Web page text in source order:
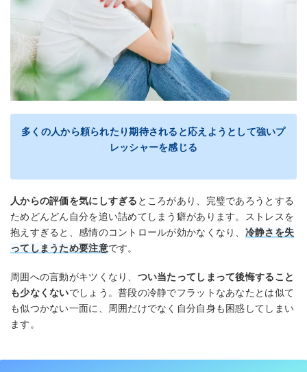
多くの人から頼られたり期待されると応えようとして強いプ
レッシャーを感じる
人からの評価を気にしすぎる ところがあり、完璧であろうとする
ためどんどん自分を追い詰めてしまう癖があります。ストレスを
抱えすぎると、感情のコントロールが効かなくなり、 冷静さを失
ってしまうため要注意です。
周囲への言動がキツくなり、 つい当たってしまって後悔すること
も少なくないでしょう。普段の冷静でフラットなあなたとは似て
も似つかない一面に、周囲だけでなく自分自身も困惑してしまい
ます。